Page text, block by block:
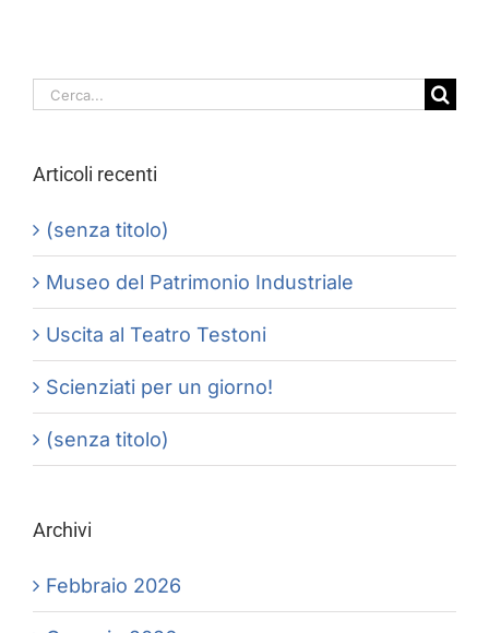
Cerca
Articoli recenti
(senza titolo)
Museo del Patrimonio Industriale
Uscita al Teatro Testoni
Scienziati per un giorno!
(senza titolo)
Archivi
Febbraio 2026